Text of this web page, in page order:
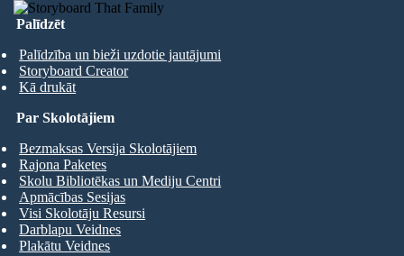
Palīdzēt
Palīdzība un bieži uzdotie jautājumi
Storyboard Creator
Kā drukāt
Par Skolotājiem
Bezmaksas Versija Skolotājiem
Rajona Paketes
Skolu Bibliotēkas un Mediju Centri
Apmācības Sesijas
Visi Skolotāju Resursi
Darblapu Veidnes
Plakātu Veidnes